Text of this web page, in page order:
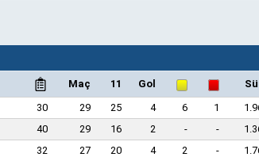
Maç 11 Gol
30 29 25 4 6 1
40 29 16 2 - -
32 27 20 4 2 -